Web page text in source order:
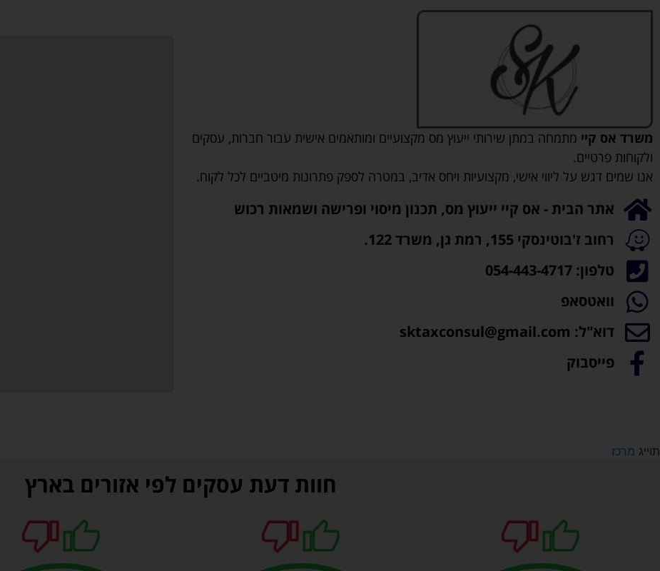
משרד אס קיי מתמחה במתן שירותי ייעוץ מס מקצועיים ומותאמים אישית עבור חברות, עסקים
ולקוחות פרטיים.
אנו שמים דגש על ליווי אישי, מקצועיות ויחס אדיב, במטרה לספק פתרונות מיטביים לכל לקוח.
אתר הבית - אס קיי ייעוץ מס, תכנון מיסוי ופרישה ושמאות רכוש
רחוב ז'בוטינסקי 155, רמת גן, משרד 122.
טלפון: 054-443-4717
וואטסאפ
דוא"ל: sktaxconsul@gmail.com
פייסבוק
תוייג מרכז
חוות דעת עסקים לפי אזורים בארץ